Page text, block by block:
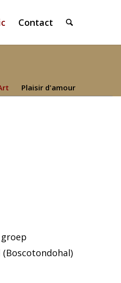
Contact
Plaisir d'amour
(Boscotondohal)